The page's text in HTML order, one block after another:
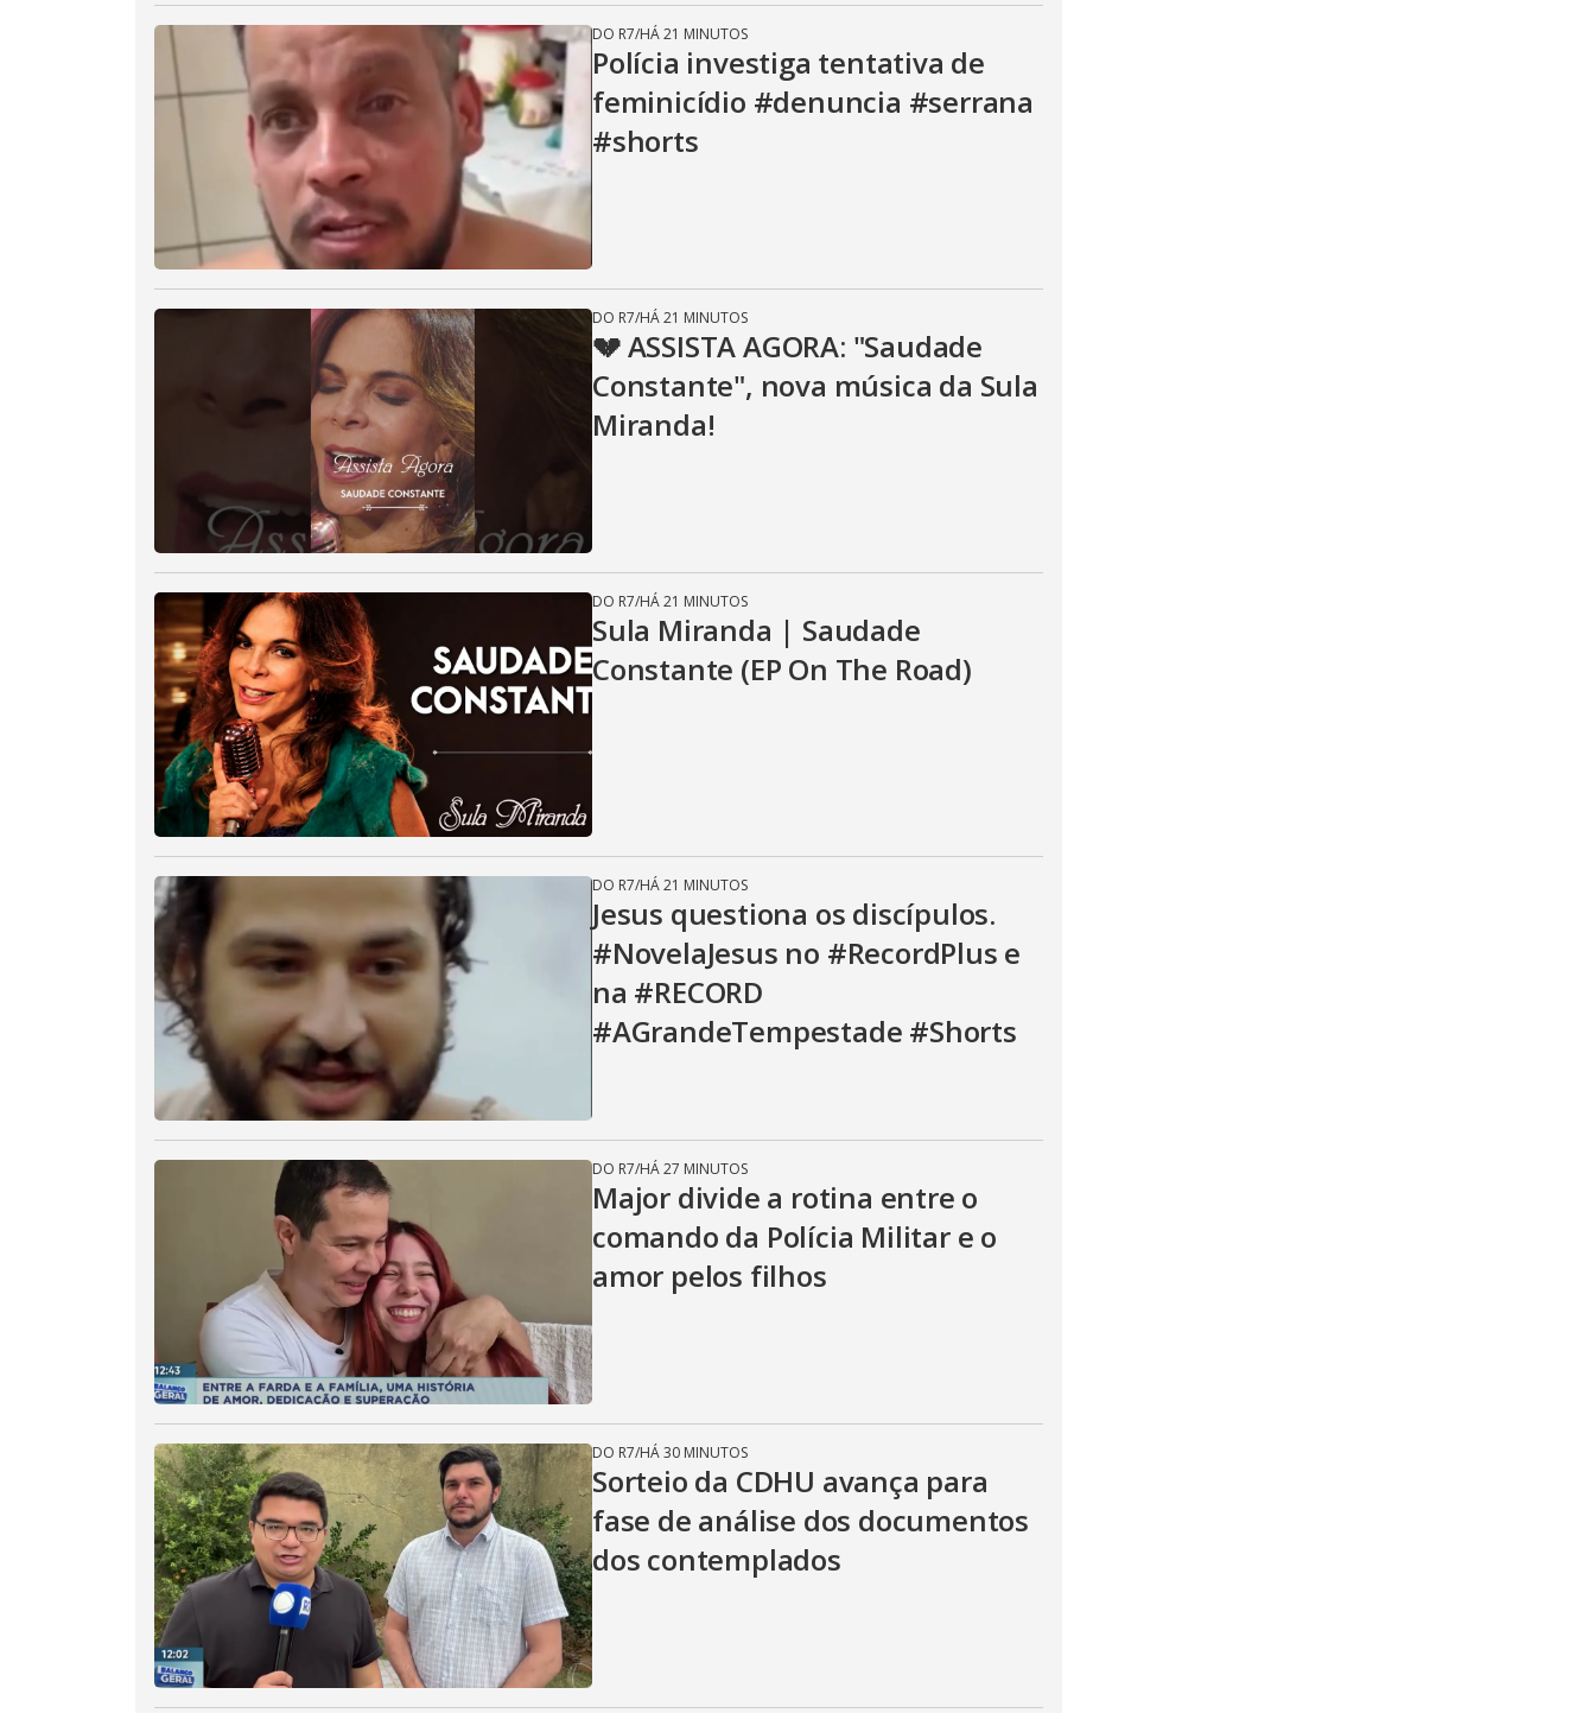
DO R7/HÁ 21 MINUTOS
Polícia investiga tentativa de
feminicídio #denuncia #serrana
#shorts
DO R7/HÁ 21 MINUTOS
💔 ASSISTA AGORA: "Saudade
Constante", nova música da Sula
Miranda!
DO R7/HÁ 21 MINUTOS
Sula Miranda | Saudade
Constante (EP On The Road)
DO R7/HÁ 21 MINUTOS
Jesus questiona os discípulos.
#NovelaJesus no #RecordPlus e
na #RECORD
#AGrandeTempestade #Shorts
DO R7/HÁ 27 MINUTOS
Major divide a rotina entre o
comando da Polícia Militar e o
amor pelos filhos
DO R7/HÁ 30 MINUTOS
Sorteio da CDHU avança para
fase de análise dos documentos
dos contemplados